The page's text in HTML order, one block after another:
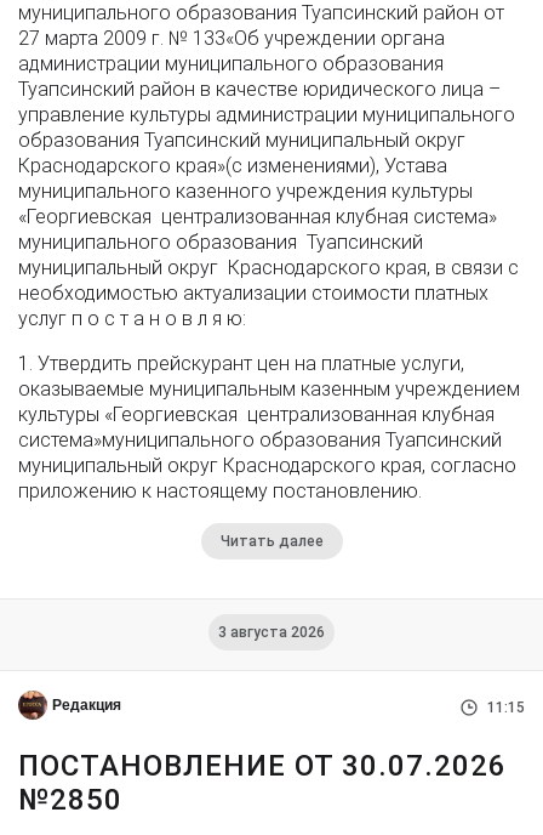
муниципального образования Туапсинский район от
27 марта 2009 г. № 133«Об учреждении органа
администрации муниципального образования
Туапсинский район в качестве юридического лица –
управление культуры администрации муниципального
образования Туапсинский муниципальный округ
Краснодарского края»(с изменениями), Устава
муниципального казенного учреждения культуры
«Георгиевская централизованная клубная система»
муниципального образования Туапсинский
муниципальный округ Краснодарского края, в связи с
необходимостью актуализации стоимости платных
услуг п о с т а н о в л я ю:
1. Утвердить прейскурант цен на платные услуги,
оказываемые муниципальным казенным учреждением
культуры «Георгиевская централизованная клубная
система»муниципального образования Туапсинский
муниципальный округ Краснодарского края, согласно
приложению к настоящему постановлению.
Читать далее
3 августа 2026
Редакция 11:15
ПОСТАНОВЛЕНИЕ ОТ 30.07.2026
№2850